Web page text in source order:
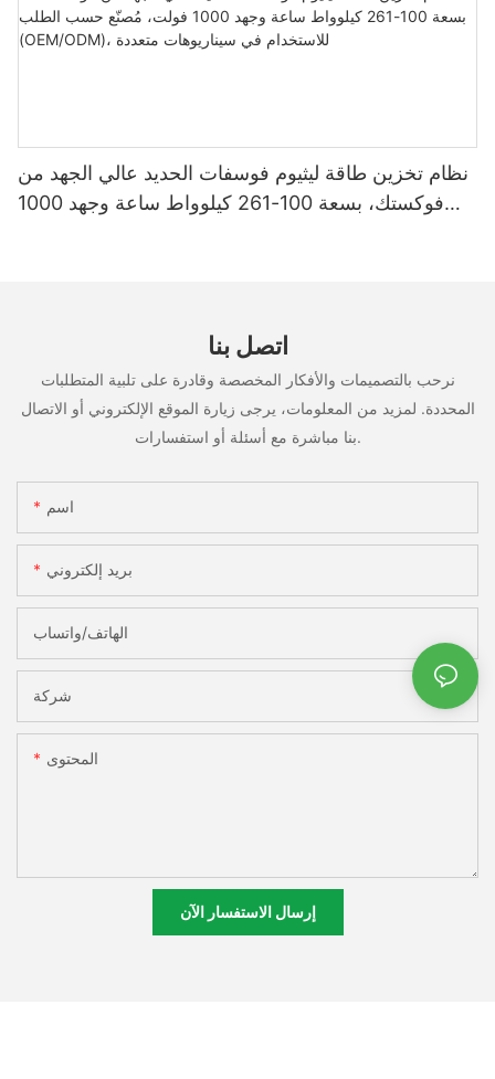
نظام تخزين طاقة ليثيوم فوسفات الحديد عالي الجهد من
فوكستك، بسعة 100-261 كيلوواط ساعة وجهد 1000
اتصل بنا
نرحب بالتصميمات والأفكار المخصصة وقادرة على تلبية المتطلبات
المحددة. لمزيد من المعلومات، يرجى زيارة الموقع الإلكتروني أو الاتصال
بنا مباشرة مع أسئلة أو استفسارات.
اسم
بريد إلكتروني
الهاتف/واتساب
شركة
المحتوى
إرسال الاستفسار الآن